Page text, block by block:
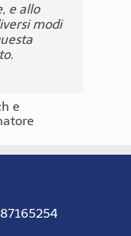
e allo
modi
e
2011
,Senior
Senior
CoachCoach